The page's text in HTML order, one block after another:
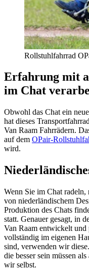
Rollstuhlfahrrad
Erfahrung mit
im Chat
Obwohl das Chat ein
hat dieses
Van Raam Fahrrädern.
auf dem OPair-
wird.
Wenn Sie im Chat radeln,
von niederländischem
Produktion des Chats
statt. Genauer gesagt, in
Van Raam entwickelt und
vollständig im eigenen
sind, verwenden wir
die besser sein müssen
wir selbst.